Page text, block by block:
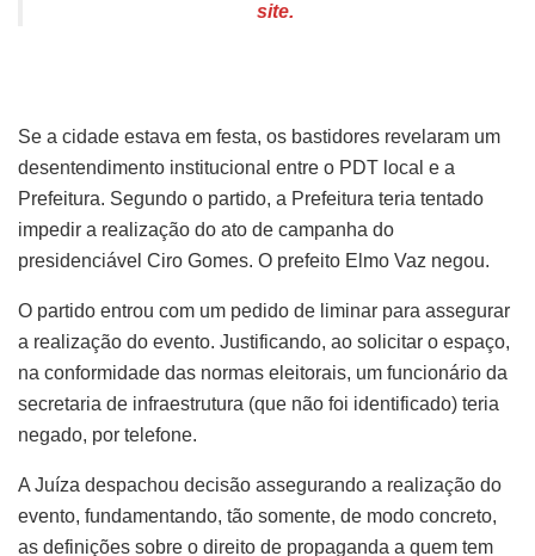
site.
Se a cidade estava em festa, os bastidores revelaram um
desentendimento institucional entre o PDT local e a
Prefeitura. Segundo o partido, a Prefeitura teria tentado
impedir a realização do ato de campanha do
presidenciável Ciro Gomes. O prefeito Elmo Vaz negou.
O partido entrou com um pedido de liminar para assegurar
a realização do evento. Justificando, ao solicitar o espaço,
na conformidade das normas eleitorais, um funcionário da
secretaria de infraestrutura (que não foi identificado) teria
negado, por telefone.
A Juíza despachou decisão assegurando a realização do
evento, fundamentando, tão somente, de modo concreto,
as definições sobre o direito de propaganda a quem tem